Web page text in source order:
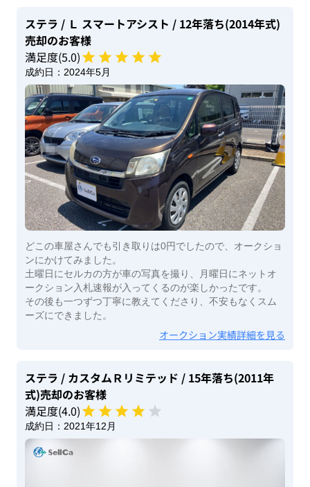
ステラ / Ｌ スマートアシスト / 12年落ち(2014年式)
売却のお客様
満足度(5.0)
成約日： 2024年5月
どこの車屋さんでも引き取りは0円でしたので、オークショ
ンにかけてみました。
土曜日にセルカの方が車の写真を撮り、月曜日にネットオ
ークション入札速報が入ってくるのが楽しかったです。
その後も一つずつ丁寧に教えてくださり、不安もなくスム
ーズにできました。
オークション実績詳細を見る
ステラ / カスタムＲリミテッド / 15年落ち(2011年
式)売却のお客様
満足度(4.0)
成約日： 2021年12月